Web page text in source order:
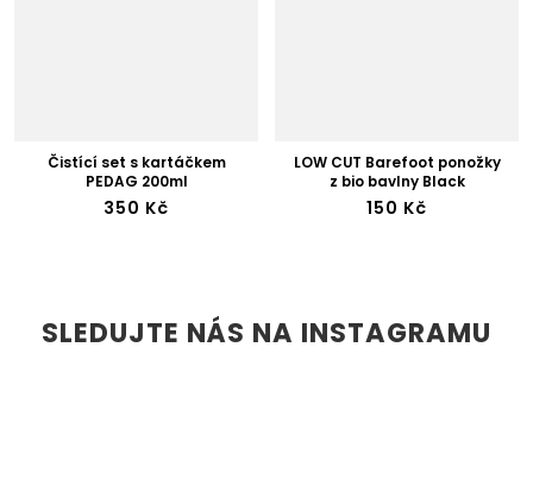
Čistící set s kartáčkem
PEDAG 200ml
350 Kč
LOW CUT Barefoot ponožky
z bio bavlny Black
150 Kč
SLEDUJTE NÁS NA INSTAGRAMU